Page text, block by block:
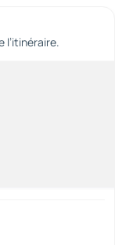
l’itinéraire.